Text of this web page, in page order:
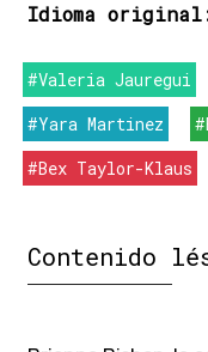
Idioma
#Valeria Jauregui
#Yara Martinez
#Bex Taylor-Klaus
Contenido